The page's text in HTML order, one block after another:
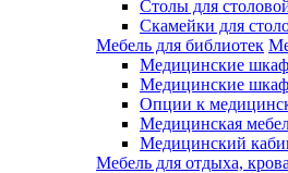
Cтолы для
Скамейки для
Мебель для библиотек
Медицинские
Медицинские
Опции к
Медицинская
Медицинский
Мебель для отдыха,